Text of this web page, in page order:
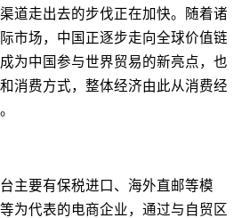
道走出去的步伐正在加快。随着诸
市场，中国正逐步走向全球价值链
为中国参与世界贸易的新亮点，也
消费方式，整体经济由此从消费经
主要有保税进口、海外直邮等模
为代表的电商企业，通过与自贸区